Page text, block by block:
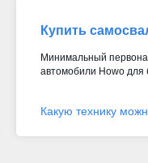
Купить
Минимальный
автомобили Howo для
Какую технику